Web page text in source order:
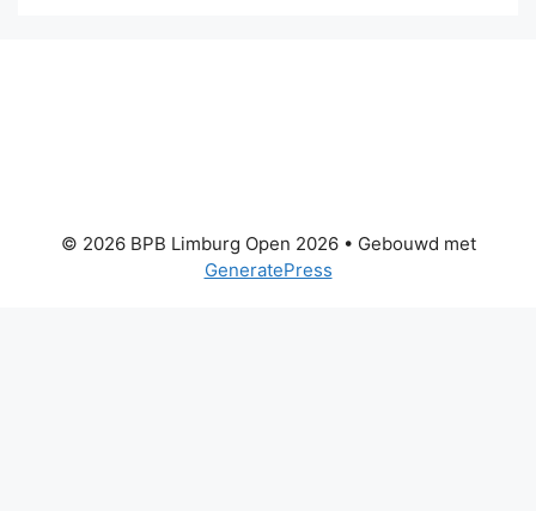
© 2026 BPB Limburg Open 2026• Gebouwd met
GeneratePress